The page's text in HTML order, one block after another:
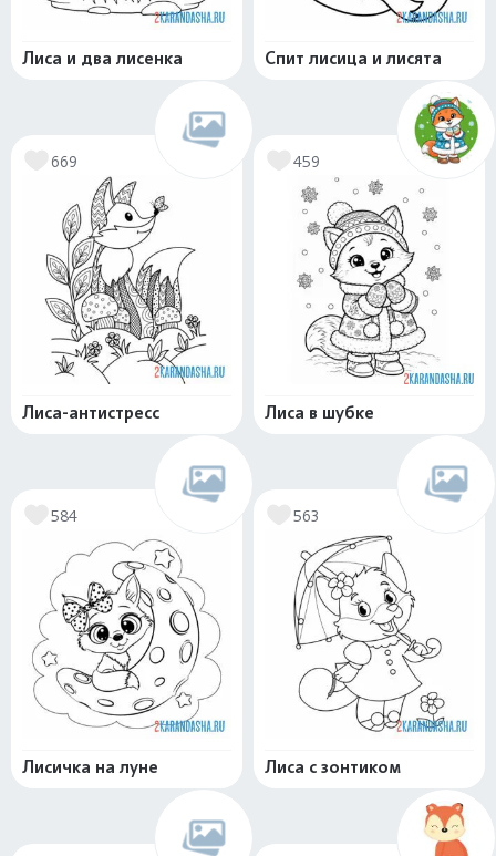
Лиса и два лисенка Спит лисица и лисята
669
Лиса-антистресс
459
Лиса в шубке
584
Лисичка на луне
563
Лиса с зонтиком